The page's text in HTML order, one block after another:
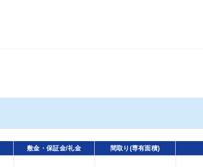
敷金・保証金/礼金 間取り(専有面積)